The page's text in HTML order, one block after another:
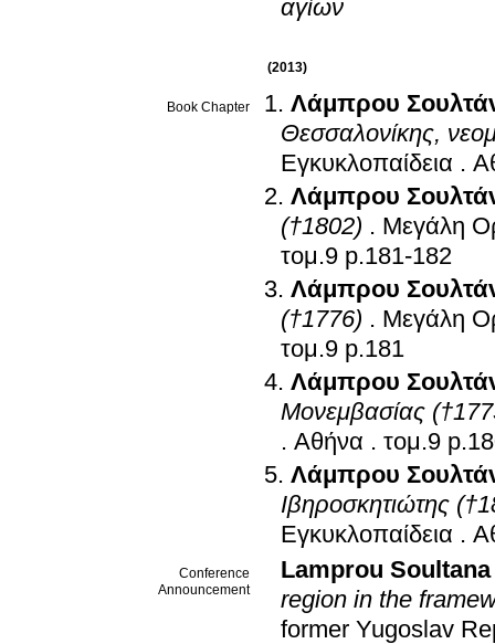
αγίων
(2013)
Book Chapter
Λάμπρου
Θεσσαλονίκης,
Εγκυκλοπαίδεια .
Λάμπρου
(†1802) . Μεγάλη
τομ.9 p.181-182
Λάμπρου
(†1776) . Μεγάλη
τομ.9 p.181
Λάμπρου
Μονεμβασίας
. Αθήνα .
τομ.9
Λάμπρου
Ιβηροσκητιώτης
Εγκυκλοπαίδεια .
Conference
Announcement
Lamprou Soultana
region in the
former Yugoslav